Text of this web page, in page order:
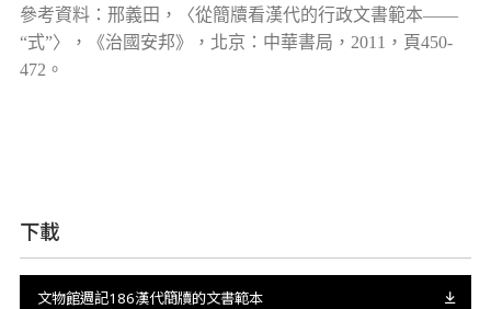
參考資料： 邢義田，〈從簡牘看漢代的行政文書範本——
“式”〉，《治國安邦》，北京：中華書局，2011，頁450-
472。
下載
文物館週記186漢代簡牘的文書範本